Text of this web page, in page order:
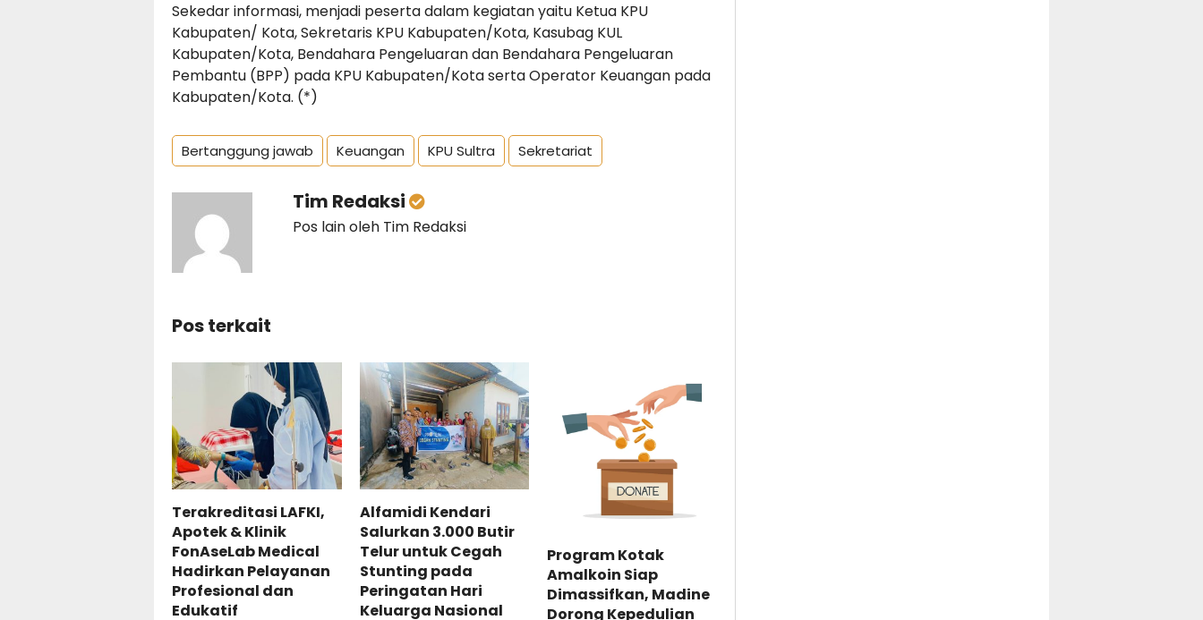
Sekedar informasi, menjadi peserta dalam kegiatan yaitu Ketua KPU
Kabupaten/ Kota, Sekretaris KPU Kabupaten/Kota, Kasubag KUL
Kabupaten/Kota, Bendahara Pengeluaran dan Bendahara Pengeluaran
Pembantu (BPP) pada KPU Kabupaten/Kota serta Operator Keuangan pada
Kabupaten/Kota. (*)
Bertanggung jawab Keuangan KPU Sultra Sekretariat
Tim Redaksi
Pos lain oleh Tim Redaksi
Pos terkait
Terakreditasi LAFKI,
Apotek & Klinik
FonAseLab Medical
Hadirkan Pelayanan
Profesional dan
Edukatif
Alfamidi Kendari
Salurkan 3.000 Butir
Telur untuk Cegah
Stunting pada
Peringatan Hari
Keluarga Nasional
Program Kotak
Amalkoin Siap
Dimassifkan, Madine
Dorong Kepedulian